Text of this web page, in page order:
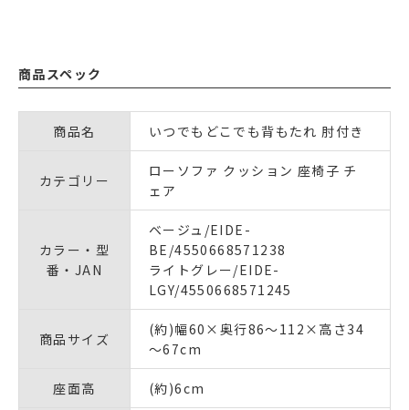
商品スペック
商品名 いつでもどこでも背もたれ 肘付き
カテゴリー
ローソファ クッション 座椅子 チ
ェア
カラー・型
番・JAN
ベージュ/EIDE-
BE/4550668571238
ライトグレー/EIDE-
LGY/4550668571245
商品サイズ
(約)幅60×奥行86～112×高さ34
～67cm
座面高 (約)6cm